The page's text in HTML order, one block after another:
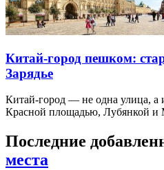
Китай-город пешком:
Зарядье
Китай-город — не одна улица, а
Красной площадью, Лубянкой и
Последние
места